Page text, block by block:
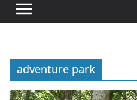
adventure park